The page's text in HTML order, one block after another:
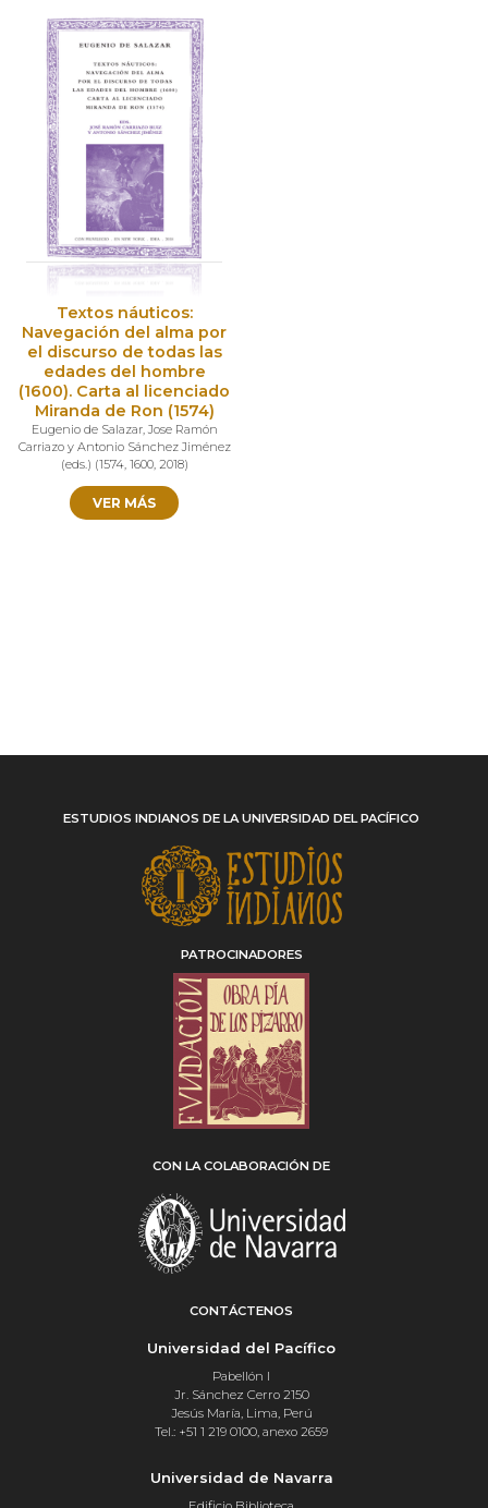
Textos náuticos:
Navegación del alma por
el discurso de todas las
edades del hombre
(1600). Carta al licenciado
Miranda de Ron (1574)
Eugenio de Salazar,Jose Ramón
Carriazo y Antonio Sánchez Jiménez
(eds.) (1574, 1600, 2018)
VER MÁS
ESTUDIOS INDIANOS DE LA UNIVERSIDAD DEL PACÍFICO
PATROCINADORES
CON LA COLABORACIÓN DE
CONTÁCTENOS
Universidad del Pacífico
Pabellón I
Jr. Sánchez Cerro 2150
Jesús María, Lima, Perú
Tel.: +51 1 219 0100, anexo 2659
Universidad de Navarra